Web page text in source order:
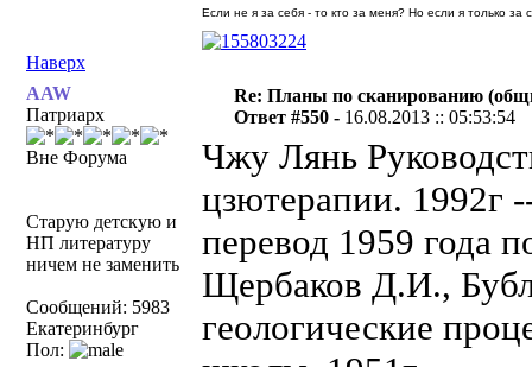
Наверх
Если не я за себя - то кто за меня? Но если я только
AAW
Патриарх
Вне Форума
Старую детскую и
НП литературу
ничем не заменить
Сообщений: 5983
Екатеринбург
Пол:
Re: Планы по сканированию
Ответ #550 - 16.08.2013 :: 05:53:54
Чжу Лянь
цзютерапии. 1992г
перевод 1959 года
Щербаков Д.И.,
геологические